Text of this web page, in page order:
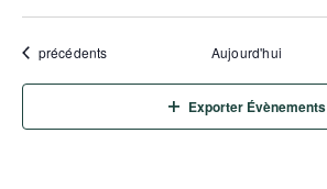
Évènements
précédents Aujourd'hui
Exporter Évènements